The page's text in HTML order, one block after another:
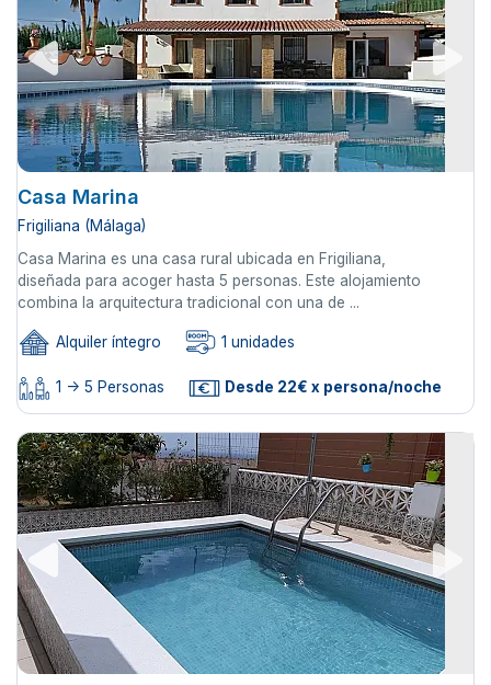
Casa Marina
Frigiliana (Málaga)
Casa Marina es una casa rural ubicada en Frigiliana,
diseñada para acoger hasta 5 personas. Este alojamiento
combina la arquitectura tradicional con una de ...
Alquiler íntegro 1 unidades
1 -> 5 Personas Desde 22€ x persona/noche